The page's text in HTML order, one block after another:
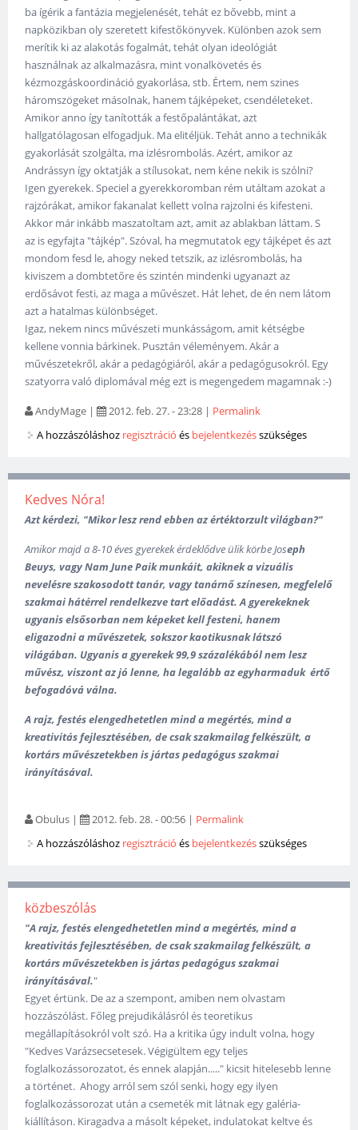
ba ígérik a fantázia megjelenését, tehát ez bővebb, mint a
napközikban oly szeretett kifestőkönyvek. Különben azok sem
merítik ki az alakotás fogalmát, tehát olyan ideológiát
használnak az alkalmazásra, mint vonalkövetés és
kézmozgáskoordináció gyakorlása, stb. Értem, nem szines
háromszögeket másolnak, hanem tájképeket, csendéleteket.
Amikor anno így tanították a festőpalántákat, azt
hallgatólagosan elfogadjuk. Ma elitéljük. Tehát anno a technikák
gyakorlását szolgálta, ma izlésrombolás. Azért, amikor az
Andrássyn így oktatják a stílusokat, nem kéne nekik is szólni?
Igen gyerekek. Speciel a gyerekkoromban rém utáltam azokat a
rajzórákat, amikor fakanalat kellett volna rajzolni és kifesteni.
Akkor már inkább maszatoltam azt, amit az ablakban láttam. S
az is egyfajta "tájkép". Szóval, ha megmutatok egy tájképet és azt
mondom fesd le, ahogy neked tetszik, az izlésrombolás, ha
kiviszem a dombtetőre és szintén mindenki ugyanazt az
erdősávot festi, az maga a művészet. Hát lehet, de én nem látom
azt a hatalmas különbséget.
Igaz, nekem nincs művészeti munkásságom, amit kétségbe
kellene vonnia bárkinek. Pusztán véleményem. Akár a
művészetekről, akár a pedagógiáról, akár a pedagógusokról. Egy
szatyorra való diplomával még ezt is megengedem magamnak :-)
AndyMage | 2012. feb. 27. - 23:28 | Permalink
A hozzászóláshoz regisztráció és bejelentkezésszükséges
Kedves Nóra!
Azt kérdezi, "Mikor lesz rend ebben az értéktorzult világban?"
Amikor majd a 8-10 éves gyerekek érdeklődve ülik körbeJoseph
Beuys, vagy Nam June Paik munkáit, akiknek a vizuális
nevelésre szakosodott tanár, vagy tanárnő színesen, megfelelő
szakmai hátérrel rendelkezve tart előadást. A gyerekeknek
ugyanis elsősorban nem képeket kell festeni, hanem
eligazodni a művészetek, sokszor kaotikusnak látszó
világában. Ugyanis a gyerekek 99,9 százalékából nem lesz
művész, viszont az jó lenne, ha legalább az egyharmaduk értő
befogadóvá válna.
A rajz, festés elengedhetetlen mind a megértés, mind a
kreativitás fejlesztésében, de csak szakmailag felkészült, a
kortárs művészetekben is jártas pedagógus szakmai
irányításával.
Obulus | 2012. feb. 28. - 00:56 | Permalink
A hozzászóláshoz regisztráció és bejelentkezésszükséges
közbeszólás
"A rajz, festés elengedhetetlen mind a megértés, mind a
kreativitás fejlesztésében, de csak szakmailag felkészült, a
kortárs művészetekben is jártas pedagógus szakmai
irányításával."
Egyet értünk. De az a szempont, amiben nem olvastam
hozzászólást. Főleg prejudikálásról és teoretikus
megállapításokról volt szó. Ha a kritika úgy indult volna, hogy
"Kedves Varázsecsetesek. Végigültem egy teljes
foglalkozássorozatot, és ennek alapján....." kicsit hitelesebb lenne
a történet. Ahogy arról sem szól senki, hogy egy ilyen
foglalkozássorozat után a csemeték mit látnak egy galéria-
kiállításon. Kiragadva a másolt képeket, indulatokat keltve és